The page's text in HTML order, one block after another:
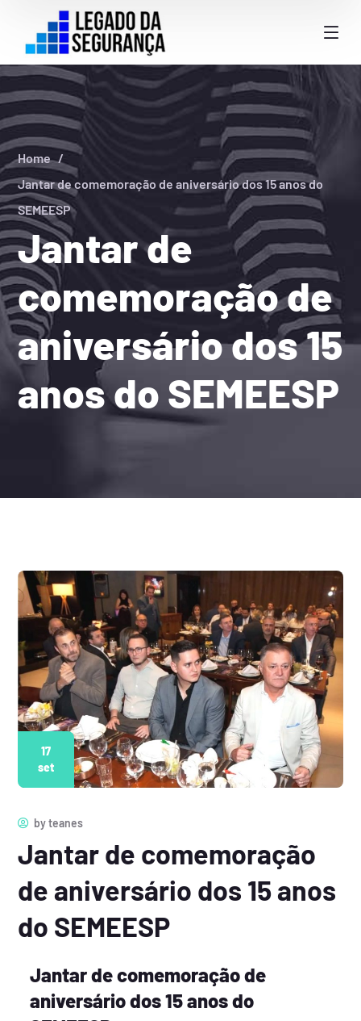
Jantar de
comemoração de
aniversário dos 15
anos do SEMEESP
Home
Jantar de comemoração de aniversário dos 15 anos do
SEMEESP
17
set
byteanes
Jantar de comemoração
de aniversário dos 15 anos
do SEMEESP
Jantar de comemoração de
aniversário dos 15 anos do